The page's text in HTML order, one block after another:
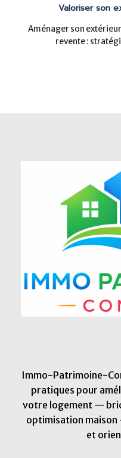
Valoriser son
Aménager son
revente :
Immo-Patrimoine-
pratiques pour
votre logement —
optimisation maison
et